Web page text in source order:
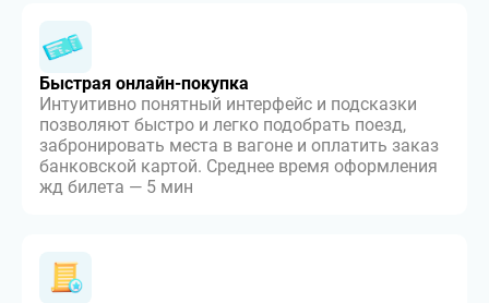
Быстрая онлайн-покупка
Интуитивно понятный интерфейс и подсказки
позволяют быстро и легко подобрать поезд,
забронировать места в вагоне и оплатить заказ
банковской картой. Среднее время оформления
жд билета — 5 мин